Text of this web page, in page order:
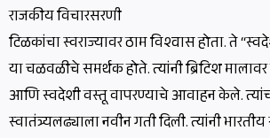
राजकीय विचारसरणी
टिळकांचा स्वराज्यावर ठाम विश्वास होता. ते
या चळवळीचे समर्थक होते. त्यांनी ब्रिटिश
आणि स्वदेशी वस्तू वापरण्याचे आवाहन केले.
स्वातंत्र्यलढ्याला नवीन गती दिली. त्यांनी